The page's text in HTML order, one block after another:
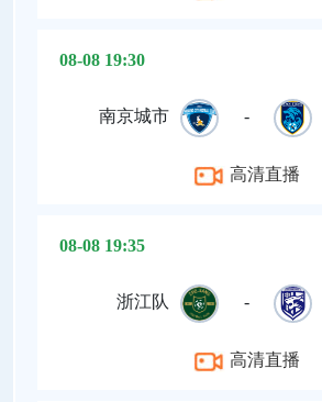
08-08 19:30
南京城市 -
高清直播
08-08 19:35
浙江队 -
高清直播